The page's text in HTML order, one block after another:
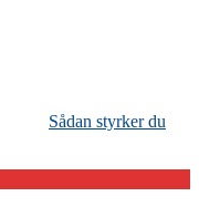
Sådan styrker du